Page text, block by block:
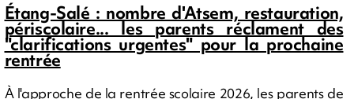
Étang-Salé : nombre d'Atsem, restauration,
périscolaire... les parents réclament des
"clarifications urgentes" pour la prochaine
rentrée
À l'approche de la rentrée scolaire 2026, les parents de